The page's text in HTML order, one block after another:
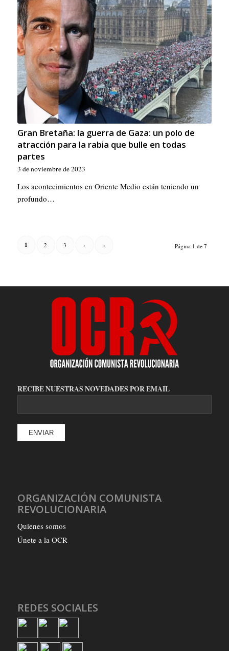
Gran Bretaña: la guerra de Gaza: un polo de
atracción para la rabia que bulle en todas
partes
3 de noviembre de 2023
Los acontecimientos en Oriente Medio están teniendo un
profundo…
Página 1 de 7
1 2 3 › »
RECIBE NUESTRAS NOVEDADES POR EMAIL
ORGANIZACIÓN COMUNISTA
REVOLUCIONARIA
Quienes somos
Únete a la OCR
REDES SOCIALES